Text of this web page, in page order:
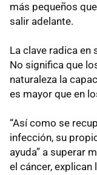
más pequeños
salir adelante.
La clave radica en
No significa que
naturaleza la
es mayor que en
“Así como se
infección, su
ayuda” a superar
el cáncer, explican